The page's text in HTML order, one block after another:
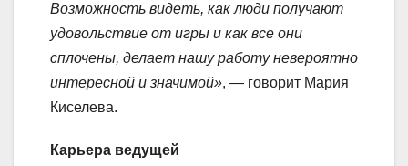
Возможность видеть, как люди получают
удовольствие от игры и как все они
сплочены, делает нашу работу невероятно
интересной и значимой», — говорит Мария
Киселева.
Карьера ведущей